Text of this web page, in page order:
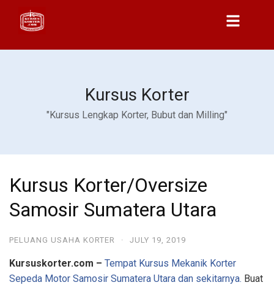
Kursus Korter
"Kursus Lengkap Korter, Bubut dan Milling"
Kursus Korter/Oversize
Samosir Sumatera Utara
PELUANG USAHA KORTER · JULY 19, 2019
Kursuskorter.com – Tempat Kursus Mekanik Korter
Sepeda Motor Samosir Sumatera Utara dan sekitarnya. Buat